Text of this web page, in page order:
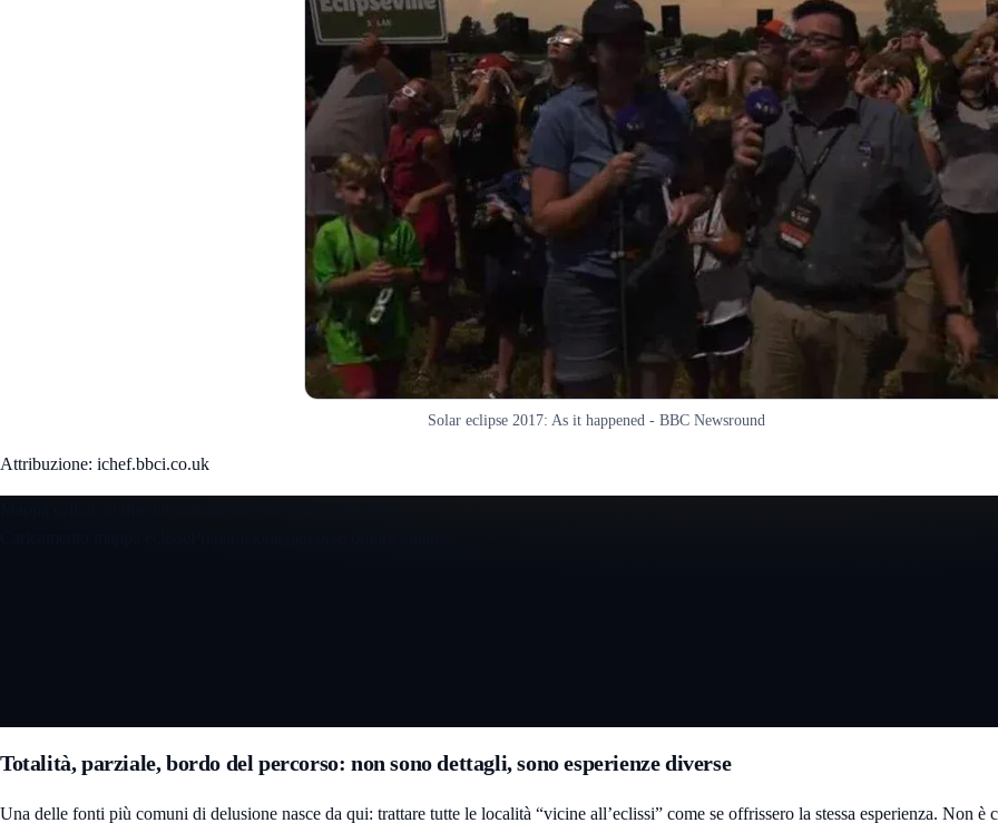
Solar eclipse 2017: As it happened - BBC Newsround
Attribuzione: ichef.bbci.co.uk
Totalità, parziale, bordo del percorso: non sono dettagli, sono esperienze diverse
Una delle fonti più comuni di delusione nasce da qui: trattare tutte le località “vicine all’eclissi” come se offrissero la stessa esperienza. Non è